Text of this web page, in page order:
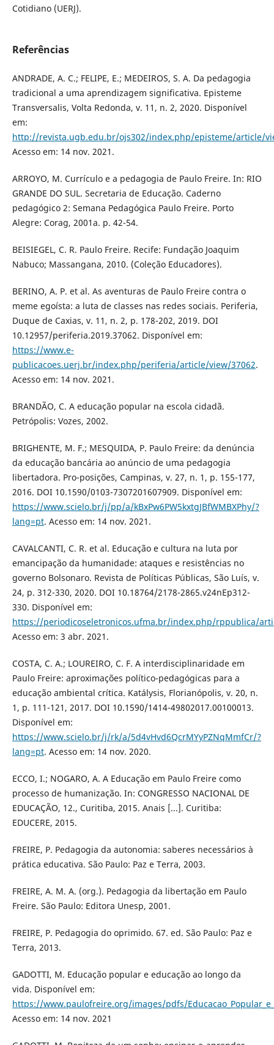
Cotidiano (UERJ).
Referências
ANDRADE, A. C.; FELIPE, E.; MEDEIROS, S. A. Da pedagogia
tradicional a uma aprendizagem significativa. Episteme
Transversalis, Volta Redonda, v. 11, n. 2, 2020. Disponível
em:
http://revista.ugb.edu.br/ojs302/index.php/episteme/article/
Acesso em: 14 nov. 2021.
ARROYO, M. Currículo e a pedagogia de Paulo Freire. In: RIO
GRANDE DO SUL. Secretaria de Educação. Caderno
pedagógico 2: Semana Pedagógica Paulo Freire. Porto
Alegre: Corag, 2001a. p. 42-54.
BEISIEGEL, C. R. Paulo Freire. Recife: Fundação Joaquim
Nabuco; Massangana, 2010. (Coleção Educadores).
BERINO, A. P. et al. As aventuras de Paulo Freire contra o
meme egoísta: a luta de classes nas redes sociais. Periferia,
Duque de Caxias, v. 11, n. 2, p. 178-202, 2019. DOI
10.12957/periferia.2019.37062. Disponível em:
https://www.e-
publicacoes.uerj.br/index.php/periferia/article/view/37062.
Acesso em: 14 nov. 2021.
BRANDÃO, C. A educação popular na escola cidadã.
Petrópolis: Vozes, 2002.
BRIGHENTE, M. F.; MESQUIDA, P. Paulo Freire: da denúncia
da educação bancária ao anúncio de uma pedagogia
libertadora. Pro-posições, Campinas, v. 27, n. 1, p. 155-177,
2016. DOI 10.1590/0103-7307201607909. Disponível em:
https://www.scielo.br/j/pp/a/kBxPw6PW5kxtgJBfWMBXPhy/?
lang=pt. Acesso em: 14 nov. 2021.
CAVALCANTI, C. R. et al. Educação e cultura na luta por
emancipação da humanidade: ataques e resistências no
governo Bolsonaro. Revista de Políticas Públicas, São Luís, v.
24, p. 312-330, 2020. DOI 10.18764/2178-2865.v24nEp312-
330. Disponível em:
https://periodicoseletronicos.ufma.br/index.php/rppublica/
Acesso em: 3 abr. 2021.
COSTA, C. A.; LOUREIRO, C. F. A interdisciplinaridade em
Paulo Freire: aproximações político-pedagógicas para a
educação ambiental crítica. Katálysis, Florianópolis, v. 20, n.
1, p. 111-121, 2017. DOI 10.1590/1414-49802017.00100013.
Disponível em:
https://www.scielo.br/j/rk/a/5d4vHvd6QcrMYyPZNqMmfCr/?
lang=pt. Acesso em: 14 nov. 2020.
ECCO, I.; NOGARO, A. A Educação em Paulo Freire como
processo de humanização. In: CONGRESSO NACIONAL DE
EDUCAÇÃO, 12., Curitiba, 2015. Anais [...]. Curitiba:
EDUCERE, 2015.
FREIRE, P. Pedagogia da autonomia: saberes necessários à
prática educativa. São Paulo: Paz e Terra, 2003.
FREIRE, A. M. A. (org.). Pedagogia da libertação em Paulo
Freire. São Paulo: Editora Unesp, 2001.
FREIRE, P. Pedagogia do oprimido. 67. ed. São Paulo: Paz e
Terra, 2013.
GADOTTI, M. Educação popular e educação ao longo da
vida. Disponível em:
https://www.paulofreire.org/images/pdfs/
Acesso em: 14 nov. 2021